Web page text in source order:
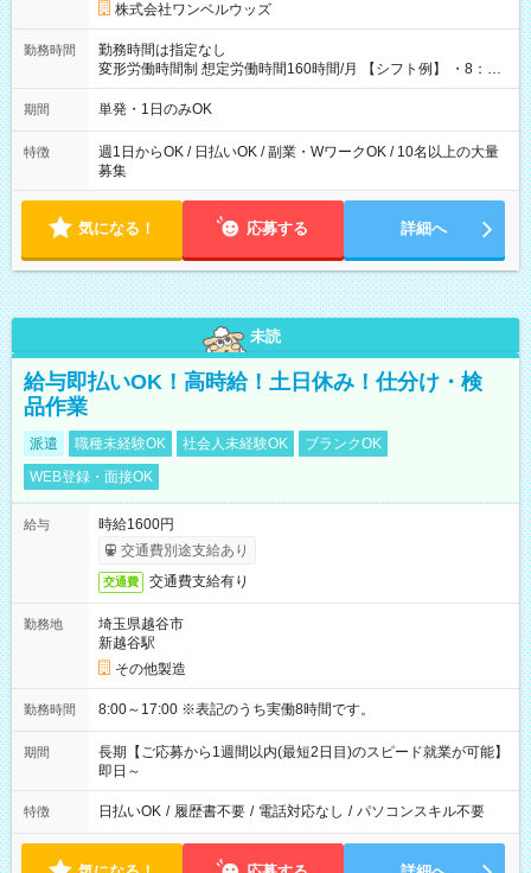
株式会社ワンベルウッズ
勤務時間
勤務時間は指定なし
変形労働時間制 想定労働時間160時間/月 【シフト例】 ・8：00
～21：00
期間 単発・1日のみOK
特徴
週1日からOK / 日払いOK / 副業・WワークOK / 10名以上の大量
募集
気になる！ 応募する 詳細へ
未読
給与即払いOK！高時給！土日休み！仕分け・検
品作業
派遣 職種未経験OK 社会人未経験OK
ブランクOK
WEB登録・面接OK
給与
時給1600円
交通費別途支給あり
交通費 交通費支給有り
勤務地
埼玉県越谷市
新越谷駅
その他製造
勤務時間 8:00～17:00 ※表記のうち実働8時間です。
期間
長期【ご応募から1週間以内(最短2日目)のスピード就業が可能】
即日～
特徴 日払いOK / 履歴書不要 / 電話対応なし / パソコンスキル不要